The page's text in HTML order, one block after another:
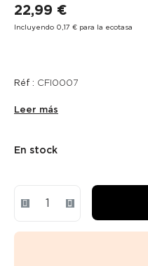
22,99 €
Incluyendo 0,17 € para la ecotasa
Réf : CFI0007
Leer más
En stock